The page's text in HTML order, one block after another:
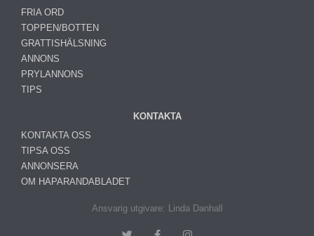
FRIA ORD
TOPPEN/BOTTEN
GRATTISHÄLSNING
ANNONS
PRYLANNONS
TIPS
KONTAKTA
KONTAKTA OSS
TIPSA OSS
ANNONSERA
OM HAPARANDABLADET
Ansvarig utgivare: Linda Danhall